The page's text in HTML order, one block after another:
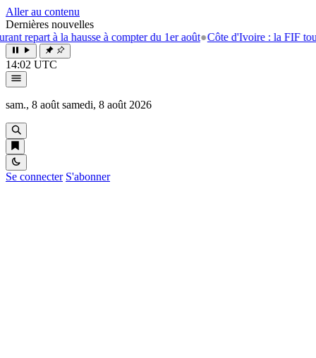
Aller au contenu
Dernières nouvelles
hausse à compter du 1er août●Côte d'Ivoire : la FIF tourne la page
14:02 UTC
sam., 8 août samedi, 8 août 2026
Se connecter S'abonner